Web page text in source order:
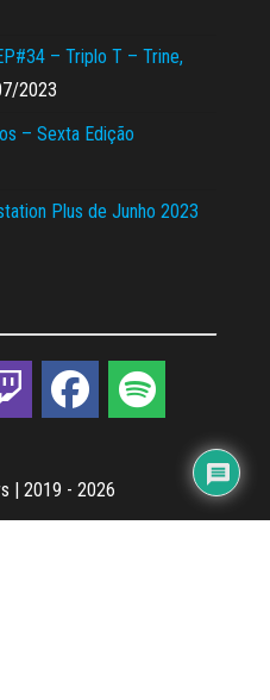
– Triplo T – Trine,
2023
– Sexta Edição
Plus de Junho 2023
2019 - 2026